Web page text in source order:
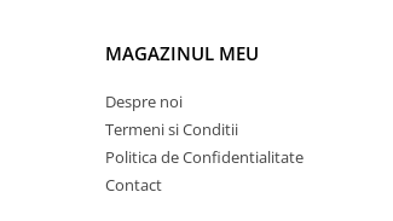
MAGAZINUL MEU
Despre noi
Termeni si Conditii
Politica de Confidentialitate
Contact